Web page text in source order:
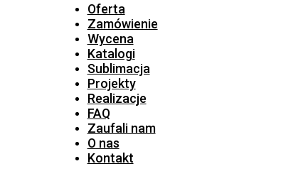
Oferta
Zamówienie
Wycena
Katalogi
Sublimacja
Projekty
Realizacje
FAQ
Zaufali nam
O nas
Kontakt